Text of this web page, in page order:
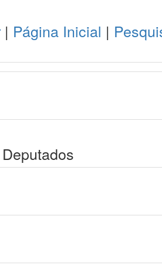
| Página Inicial |